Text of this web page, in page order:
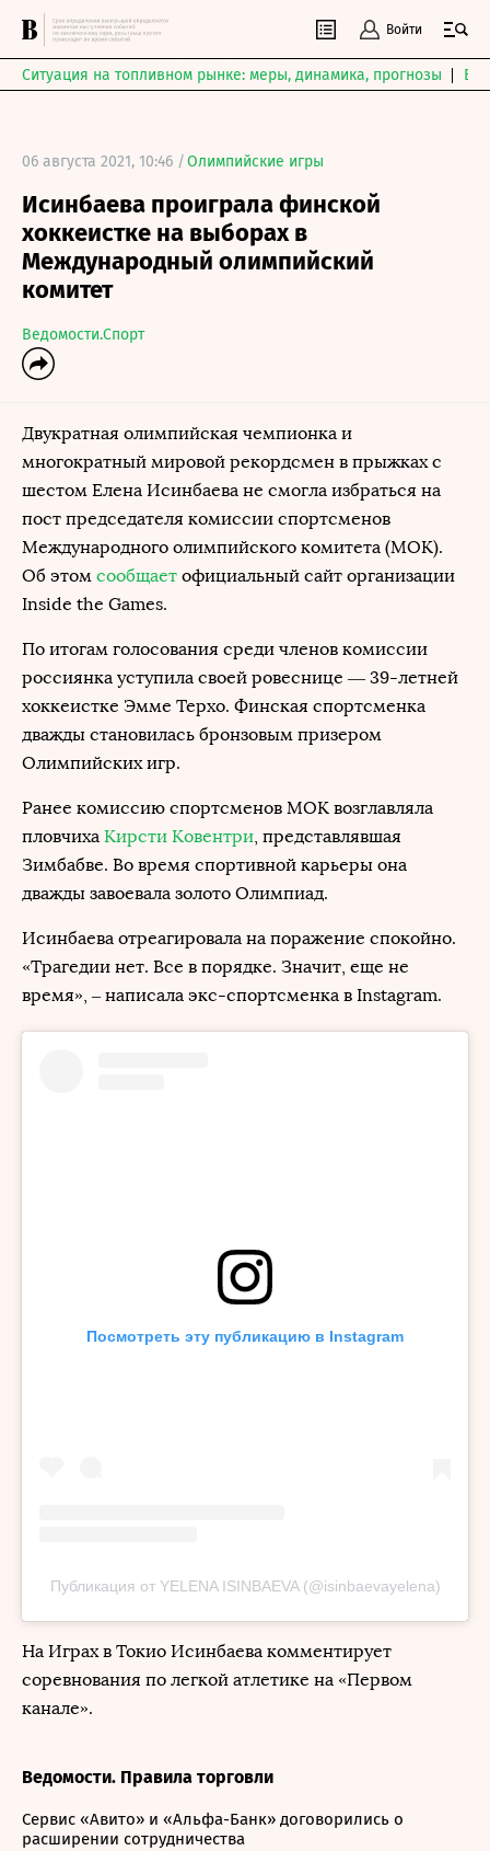
Войти
Ситуация на топливном рынке: меры, динамика, прогнозы
06 августа 2021, 10:46 /Олимпийские игры
Исинбаева проиграла финской
хоккеистке на выборах в
Международный олимпийский
комитет
Ведомости.Спорт
Двукратная олимпийская чемпионка и
многократный мировой рекордсмен в прыжках с
шестом Елена Исинбаева не смогла избраться на
пост председателя комиссии спортсменов
Международного олимпийского комитета (МОК).
Об этом сообщает официальный сайт организации
Inside the Games.
По итогам голосования среди членов комиссии
россиянка уступила своей ровеснице — 39-летней
хоккеистке Эмме Терхо. Финская спортсменка
дважды становилась бронзовым призером
Олимпийских игр.
Ранее комиссию спортсменов МОК возглавляла
пловчиха Кирсти Ковентри, представлявшая
Зимбабве. Во время спортивной карьеры она
дважды завоевала золото Олимпиад.
Исинбаева отреагировала на поражение спокойно.
«Трагедии нет. Все в порядке. Значит, еще не
время», – написала экс-спортсменка в Instagram.
Посмотреть эту публикацию в Instagram
Публикация от YELENA ISINBAEVA (@isinbaevayelena)
На Играх в Токио Исинбаева комментирует
соревнования по легкой атлетике на «Первом
канале».
Ведомости. Правила торговли
Сервис «Авито» и «Альфа-Банк» договорились о
расширении сотрудничества